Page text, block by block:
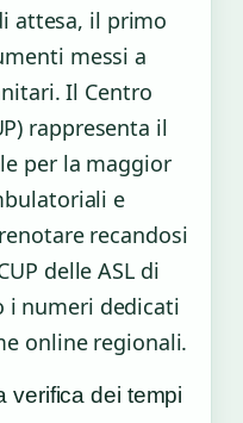
attesa, il primo
messi a
Il Centro
rappresenta il
per la maggior
e
recandosi
delle ASL di
i numeri dedicati
online regionali.
verifica dei tempi